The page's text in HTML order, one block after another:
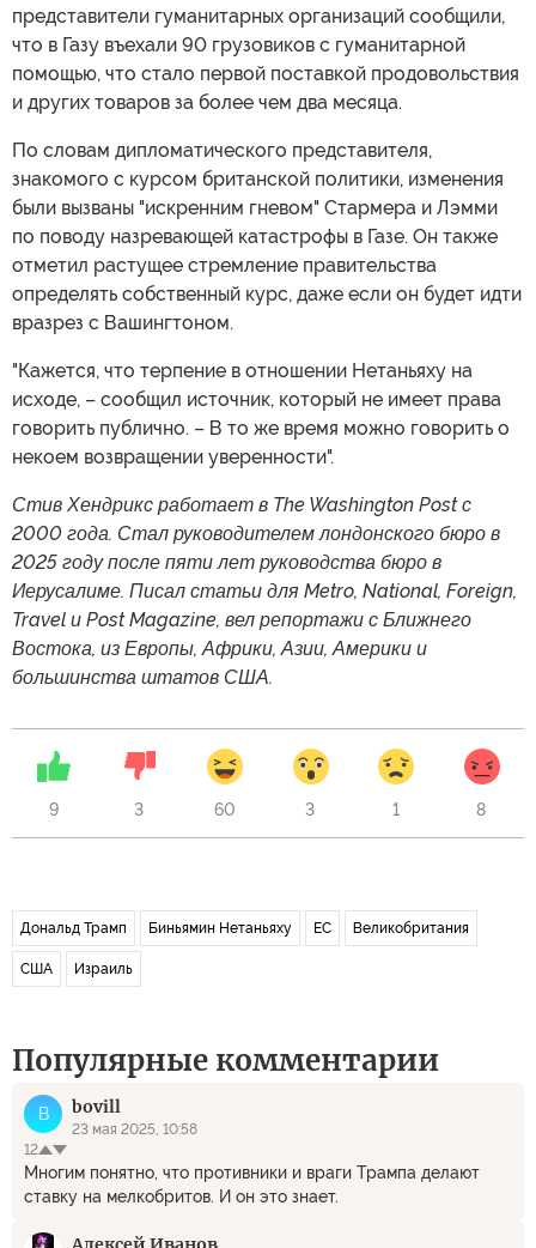
представители гуманитарных организаций сообщили,
что в Газу въехали 90 грузовиков с гуманитарной
помощью, что стало первой поставкой продовольствия
и других товаров за более чем два месяца.
По словам дипломатического представителя,
знакомого с курсом британской политики, изменения
были вызваны "искренним гневом" Стармера и Лэмми
по поводу назревающей катастрофы в Газе. Он также
отметил растущее стремление правительства
определять собственный курс, даже если он будет идти
вразрез с Вашингтоном.
"Кажется, что терпение в отношении Нетаньяху на
исходе, – сообщил источник, который не имеет права
говорить публично. – В то же время можно говорить о
некоем возвращении уверенности".
Стив Хендрикс работает в The Washington Post с
2000 года. Стал руководителем лондонского бюро в
2025 году после пяти лет руководства бюро в
Иерусалиме. Писал статьи для Metro, National, Foreign,
Travel и Post Magazine, вел репортажи с Ближнего
Востока, из Европы, Африки, Азии, Америки и
большинства штатов США.
9 3 60 3 1 8
Дональд Трамп Биньямин Нетаньяху ЕС Великобритания
США Израиль
Популярные комментарии
B bovill
23 мая 2025, 10:58
12
Многим понятно, что противники и враги Трампа делают
ставку на мелкобритов. И он это знает.